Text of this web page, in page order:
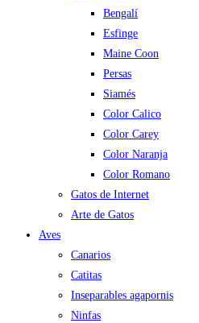
Bengalí
Esfinge
Maine Coon
Persas
Siamés
Color Calico
Color Carey
Color Naranja
Color Romano
Gatos de Internet
Arte de Gatos
Aves
Canarios
Catitas
Inseparables agapornis
Ninfas